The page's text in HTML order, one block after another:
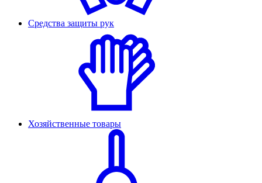
Средства защиты рук
Хозяйственные товары